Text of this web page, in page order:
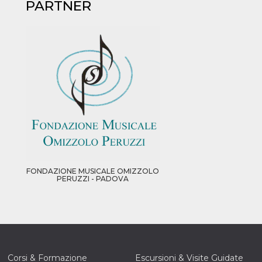
PARTNER
FONDAZIONE MUSICALE OMIZZOLO
PERUZZI - PADOVA
Corsi & Formazione Escursioni & Visite Guidate